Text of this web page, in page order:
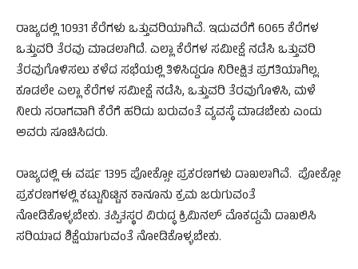
ರಾಜ್ಯದಲ್ಲಿ 10931 ಕೆರೆಗಳು ಒತ್ತುವರಿಯಾಗಿವೆ. ಇದುವರೆಗೆ 6065 ಕೆರೆಗಳ
ಒತ್ತುವರಿ ತೆರವು ಮಾಡಲಾಗಿದೆ. ಎಲ್ಲಾ ಕೆರೆಗಳ ಸಮೀಕ್ಷೆ ನಡೆಸಿ ಒತ್ತುವರಿ
ತೆರವುಗೊಳಿಸಲು ಕಳೆದ ಸಭೆಯಲ್ಲಿ ತಿಳಿಸಿದ್ದರೂ ನಿರೀಕ್ಷಿತ ಪ್ರಗತಿಯಾಗಿಲ್ಲ.
ಕೂಡಲೇ ಎಲ್ಲಾ ಕೆರೆಗಳ ಸಮೀಕ್ಷೆ ನಡೆಸಿ, ಒತ್ತುವರಿ ತೆರವುಗೊಳಿಸಿ, ಮಳೆ
ನೀರು ಸರಾಗವಾಗಿ ಕೆರೆಗೆ ಹರಿದು ಬರುವಂತೆ ವ್ಯವಸ್ಥೆ ಮಾಡಬೇಕು ಎಂದು
ಅವರು ಸೂಚಿಸಿದರು.
ರಾಜ್ಯದಲ್ಲಿ ಈ ವರ್ಷ 1395 ಪೋಕ್ಸೋ ಪ್ರಕರಣಗಳು ದಾಖಲಾಗಿವೆ. ಪೋಕ್ಸೋ
ಪ್ರಕರಣಗಳಲ್ಲಿ ಕಟ್ಟುನಿಟ್ಟಿನ ಕಾನೂನು ಕ್ರಮ ಜರುಗುವಂತೆ
ನೋಡಿಕೊಳ್ಳಬೇಕು. ತಪ್ಪಿತಸ್ಥರ ವಿರುದ್ಧ ಕ್ರಿಮಿನಲ್ ಮೊಕದ್ದಮೆ ದಾಖಲಿಸಿ
ಸರಿಯಾದ ಶಿಕ್ಷೆಯಾಗುವಂತೆ ನೋಡಿಕೊಳ್ಳಬೇಕು.